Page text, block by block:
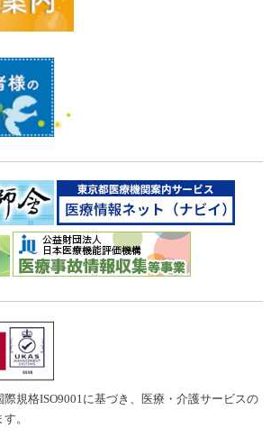
規格ISO9001に基づき、医療・介護サービスの
。